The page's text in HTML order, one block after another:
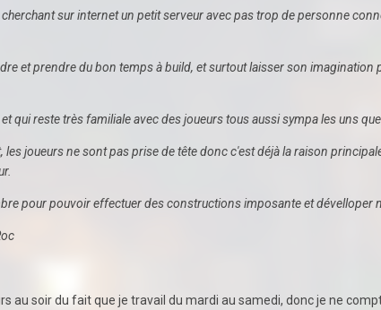
sur internet un petit serveur avec pas trop de personne
et prendre du bon temps à build, et surtout laisser son
qui reste très familiale avec des joueurs tous aussi sympa les uns
les joueurs ne sont pas prise de tête donc c'est déjà la raison
pour pouvoir effectuer des constructions imposante et dévelloper
au soir du fait que je travail du mardi au samedi, donc je ne